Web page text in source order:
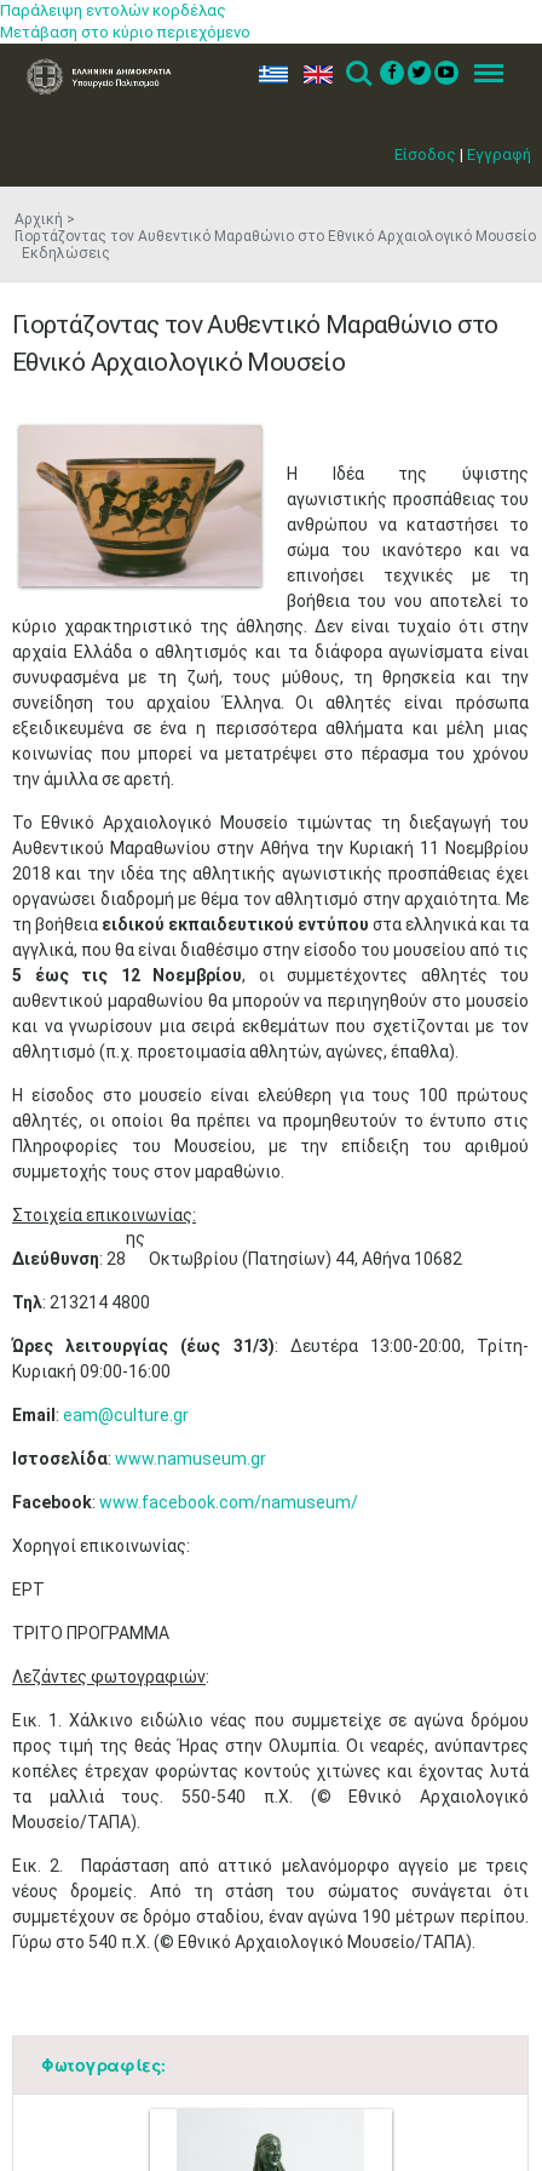
Παράλειψη εντολών κορδέλας
Μετάβαση στο κύριο περιεχόμενο
Είσοδος | Εγγραφή
ελ en Search Menu
Αρχική
Γιορτάζοντας τον Αυθεντικό Μαραθώνιο στο Εθνικό Αρχαιολογικό Μουσείο
Εκδηλώσεις
Γιορτάζοντας τον Αυθεντικό Μαραθώνιο στο
Εθνικό Αρχαιολογικό Μουσείο
Η Ιδέα της ύψιστης
αγωνιστικής προσπάθειας του
ανθρώπου να καταστήσει το
σώμα του ικανότερο και να
επινοήσει τεχνικές με τη
βοήθεια του νου αποτελεί το
κύριο χαρακτηριστικό της άθλησης. Δεν είναι τυχαίο ότι στην
αρχαία Ελλάδα ο αθλητισμός και τα διάφορα αγωνίσματα είναι
συνυφασμένα με τη ζωή, τους μύθους, τη θρησκεία και την
συνείδηση του αρχαίου Έλληνα. Οι αθλητές είναι πρόσωπα
εξειδικευμένα σε ένα η περισσότερα αθλήματα και μέλη μιας
κοινωνίας που μπορεί να μετατρέψει στο πέρασμα του χρόνου
την άμιλλα σε αρετή.
Το Εθνικό Αρχαιολογικό Μουσείο τιμώντας τη διεξαγωγή του
Αυθεντικού Μαραθωνίου στην Αθήνα την Κυριακή 11 Νοεμβρίου
2018 και την ιδέα της αθλητικής αγωνιστικής προσπάθειας έχει
οργανώσει διαδρομή με θέμα τον αθλητισμό στην αρχαιότητα. Με
τη βοήθεια ειδικού εκπαιδευτικού εντύπου στα ελληνικά και τα
αγγλικά, που θα είναι διαθέσιμο στην είσοδο του μουσείου από τις
5 έως τις 12 Νοεμβρίου, οι συμμετέχοντες αθλητές του
αυθεντικού μαραθωνίου θα μπορούν να περιηγηθούν στο μουσείο
και να γνωρίσουν μια σειρά εκθεμάτων που σχετίζονται με τον
αθλητισμό (π.χ. προετοιμασία αθλητών, αγώνες, έπαθλα).
Η είσοδος στο μουσείο είναι ελεύθερη για τους 100 πρώτους
αθλητές, οι οποίοι θα πρέπει να προμηθευτούν το έντυπο στις
Πληροφορίες του Μουσείου, με την επίδειξη του αριθμού
συμμετοχής τους στον μαραθώνιο.
Στοιχεία επικοινωνίας:
Διεύθυνση: 28
ης
Οκτωβρίου (Πατησίων) 44, Αθήνα 10682
Τηλ: 213214 4800
Ώρες λειτουργίας (έως 31/3): Δευτέρα 13:00-20:00, Τρίτη-
Κυριακή 09:00-16:00
Email : eam@culture.gr
Ιστοσελίδα: www.namuseum.gr
Facebook: www.facebook.com/namuseum/
Χορηγοί επικοινωνίας:
ΕΡΤ
ΤΡΙΤΟ ΠΡΟΓΡΑΜΜΑ
Λεζάντες φωτογραφιών:
Εικ. 1. Χάλκινο ειδώλιο νέας που συμμετείχε σε αγώνα δρόμου
προς τιμή της θεάς Ήρας στην Ολυμπία. Οι νεαρές, ανύπαντρες
κοπέλες έτρεχαν φορώντας κοντούς χιτώνες και έχοντας λυτά
τα μαλλιά τους. 550-540 π.Χ. (© Εθνικό Αρχαιολογικό
Μουσείο/TAΠΑ).
Εικ. 2. Παράσταση από αττικό μελανόμορφο αγγείο με τρεις
νέους δρομείς. Από τη στάση του σώματος συνάγεται ότι
συμμετέχουν σε δρόμο σταδίου, έναν αγώνα 190 μέτρων περίπου.
Γύρω στο 540 π.Χ. (© Εθνικό Αρχαιολογικό Μουσείο/TAΠΑ).
Φωτογραφίες: